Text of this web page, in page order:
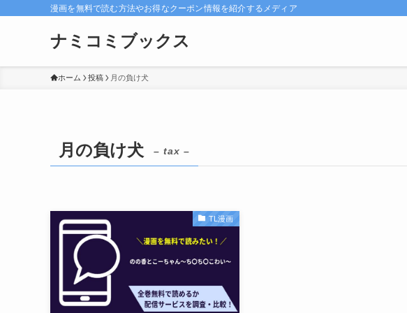
漫画を無料で読む方法やお得なクーポン情報を紹介するメディア
ナミコミブックス
ホーム 投稿 月の負け犬
月の負け犬 – tax –
TL漫画